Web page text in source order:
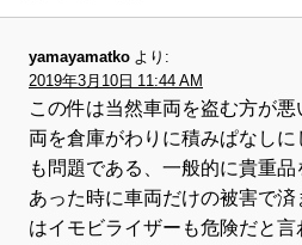
yamayamatko
より:
2019年3月10日 11:44 AM
この件は当然車両を盗む方が
両を倉庫がわりに積みぱなし
も問題である、一般的に貴重
あった時に車両だけの被害で
はイモビライザーも危険だと言